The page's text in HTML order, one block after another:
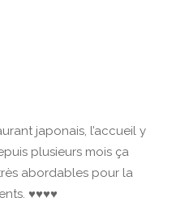
japonais, l’accueil y
plusieurs mois ça
abordables pour la
♥️♥️♥️♥️